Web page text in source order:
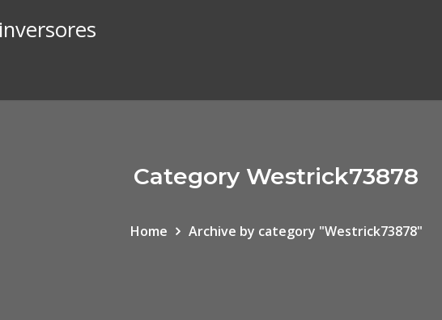
Category Westrick73878
Home Archive by category "Westrick73878"